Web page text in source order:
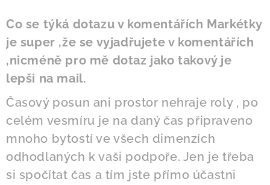
Co se týká dotazu v komentářích Markétky
je super ,že se vyjadřujete v komentářích
,nicméně pro mě dotaz jako takový je
lepši na mail.
Časový posun ani prostor nehraje roly , po
celém vesmíru je na daný čas připraveno
mnoho bytostí ve všech dimenzích
odhodlaných k vaši podpoře. Jen je třeba
si spočítat čas a tím jste přímo účastni